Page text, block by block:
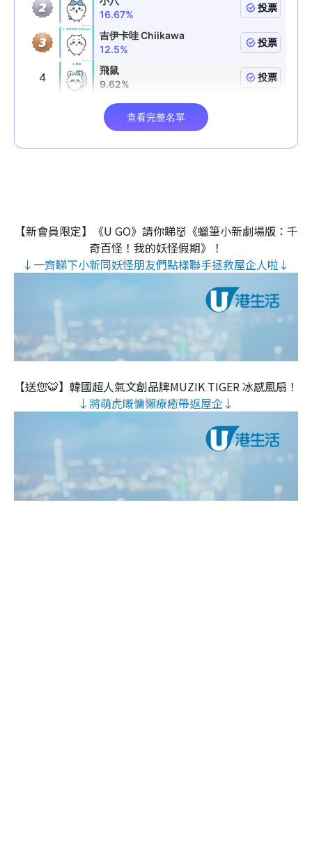
【新會員限定】《U GO》請你睇👹《蠟筆小新劇場版：千
奇百怪！我的妖怪假期》！
↓一齊睇下小新同妖怪朋友們點樣聯手拯救屋企人啦↓
【送您🐯】韓國超人氣文創品牌MUZIK TIGER 冰感風扇！
↓將萌虎嘅慵懶療癒帶返屋企↓